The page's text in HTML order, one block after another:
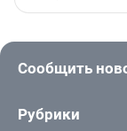
Сообщить
Рубрики